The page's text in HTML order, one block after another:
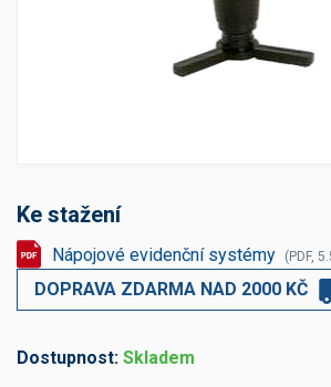
Ke stažení
Nápojové evidenční systémy (PDF,
DOPRAVA ZDARMA NAD 2000 KČ
Dostupnost: Skladem